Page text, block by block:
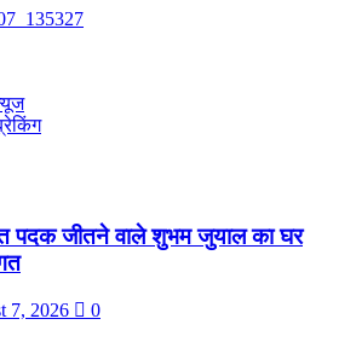
पदक जीतने वाले शुभम जुयाल का घर
7, 2026 0